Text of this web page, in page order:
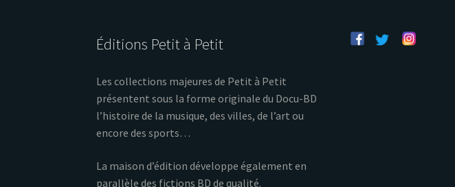
Éditions Petit à Petit
Les collections majeures de Petit à Petit
présentent sous la forme originale du Docu-BD
l’histoire de la musique, des villes, de l’art ou
encore des sports…
La maison d’édition développe également en
parallèle des fictions BD de qualité.